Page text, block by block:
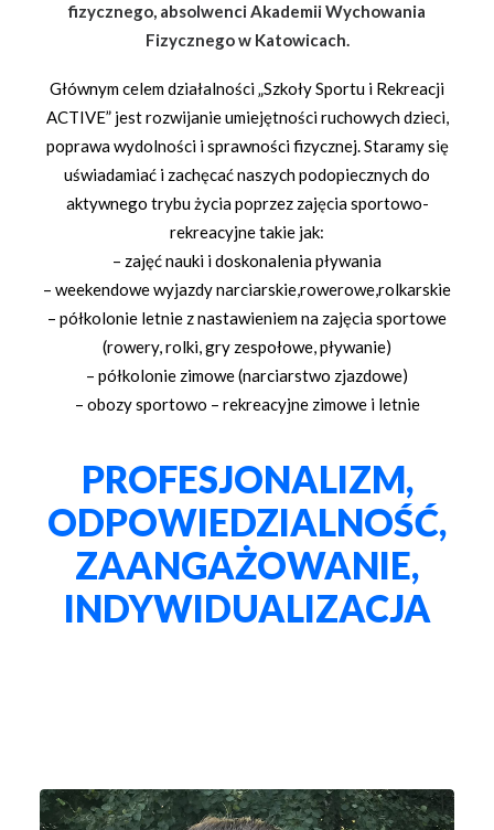
fizycznego, absolwenci Akademii Wychowania
Fizycznego w Katowicach.
Głównym celem działalności „Szkoły Sportu i Rekreacji
ACTIVE” jest rozwijanie umiejętności ruchowych dzieci,
poprawa wydolności i sprawności fizycznej. Staramy się
uświadamiać i zachęcać naszych podopiecznych do
aktywnego trybu życia poprzez zajęcia sportowo-
rekreacyjne takie jak:
– zajęć nauki i doskonalenia pływania
– weekendowe wyjazdy narciarskie,rowerowe,rolkarskie
– półkolonie letnie z nastawieniem na zajęcia sportowe
(rowery, rolki, gry zespołowe, pływanie)
– półkolonie zimowe (narciarstwo zjazdowe)
– obozy sportowo – rekreacyjne zimowe i letnie
PROFESJONALIZM,
ODPOWIEDZIALNOŚĆ,
ZAANGAŻOWANIE,
INDYWIDUALIZACJA